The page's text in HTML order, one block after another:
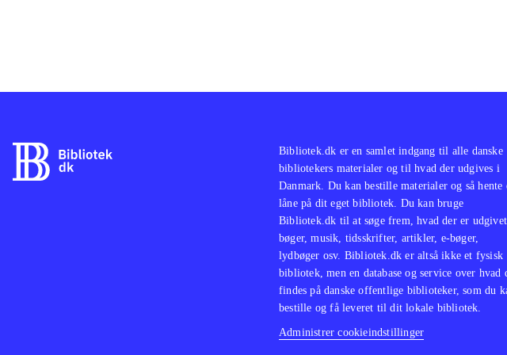
Bibliotek.dk er en samlet indgang til alle danske
bibliotekers materialer og til hvad der udgives i
Danmark. Du kan bestille materialer og så hente
låne på dit eget bibliotek. Du kan bruge
Bibliotek.dk til at søge frem, hvad der er
bøger, musik, tidsskrifter, artikler, e-bøger,
lydbøger osv. Bibliotek.dk er altså ikke et fysisk
bibliotek, men en database og service over hvad
findes på danske offentlige biblioteker, som du
bestille og få leveret til dit lokale bibliotek.
Administrer cookieindstillinger